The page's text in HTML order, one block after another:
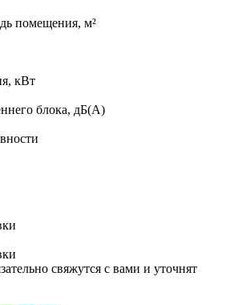
помещения, м²
кВт
блока, дБ(А)
свяжутся с вами и уточнят